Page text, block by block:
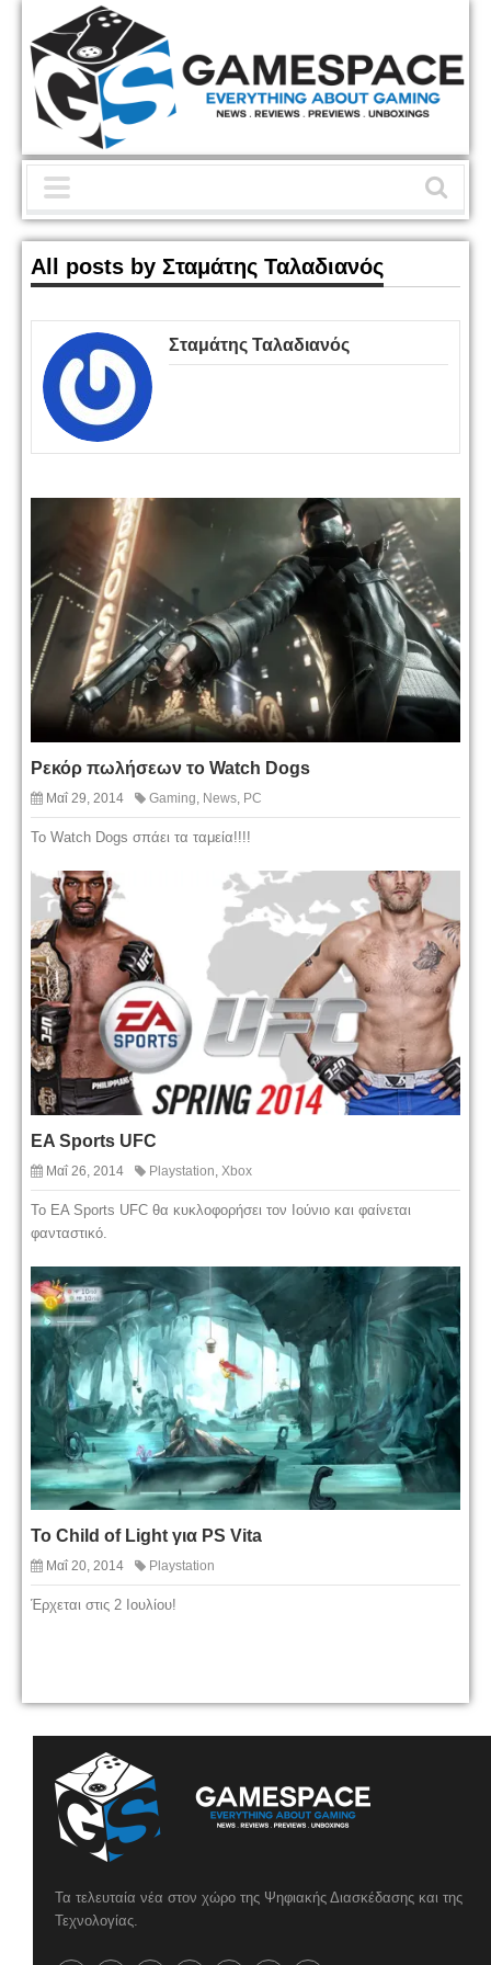
All posts by Σταμάτης Ταλαδιανός
Σταμάτης Ταλαδιανός
Ρεκόρ πωλήσεων το Watch Dogs
Μαΐ 29, 2014 Gaming, News, PC
Το Watch Dogs σπάει τα ταμεία!!!!
EA Sports UFC
Μαΐ 26, 2014 Playstation Xbox
Το EA Sports UFC θα κυκλοφορήσει τον Ιούνιο και φαίνεται
φανταστικό.
Το Child of Light για PS Vita
Μαΐ 20, 2014 Playstation
Έρχεται στις 2 Ιουλίου!
Τα τελευταία νέα στον χώρο της Ψηφιακής Διασκέδασης και της
Τεχνολογίας.